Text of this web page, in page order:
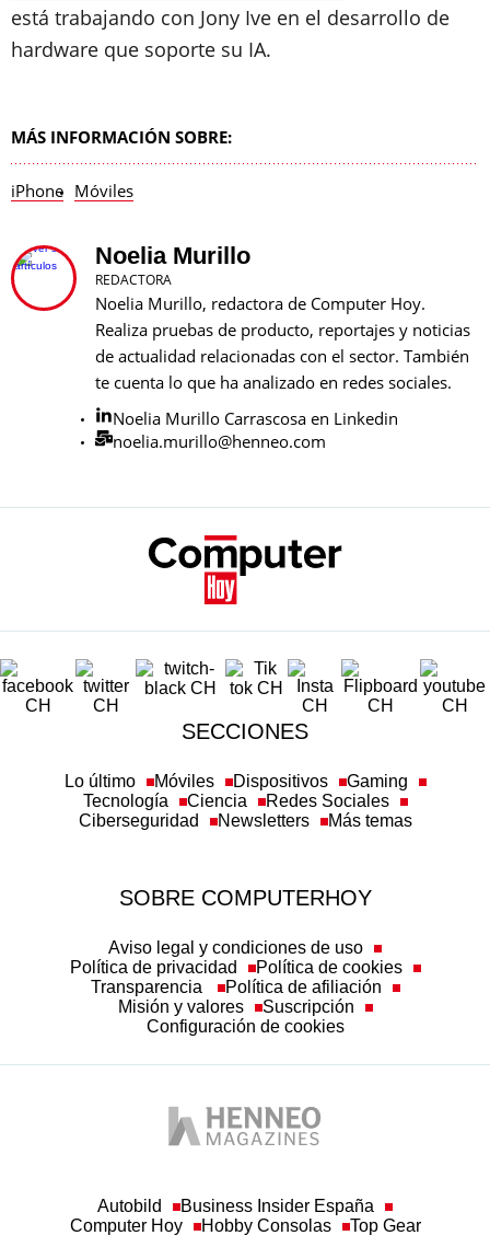
está trabajando con Jony Ive en el desarrollo de
hardware que soporte su IA.
MÁS INFORMACIÓN SOBRE:
iPhone Móviles
Noelia Murillo
REDACTORA
Noelia Murillo, redactora de Computer Hoy.
Realiza pruebas de producto, reportajes y noticias
de actualidad relacionadas con el sector. También
te cuenta lo que ha analizado en redes sociales.
Noelia Murillo Carrascosa en Linkedin
noelia.murillo@henneo.com
SECCIONES
Móviles Dispositivos
Aviso legal y condiciones de uso
Misión y valores
Suscripción
Configuración de cookies
Business Insider España